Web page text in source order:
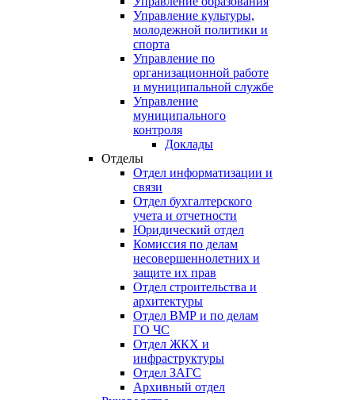
Управление культуры,
молодежной политики и
спорта
Управление по
организационной работе
и муниципальной службе
Управление
муниципального
контроля
Доклады
Отделы
Отдел информатизации и
связи
Отдел бухгалтерского
учета и отчетности
Юридический отдел
Комиссия по делам
несовершеннолетних и
защите их прав
Отдел строительства и
архитектуры
Отдел ВМР и по делам
ГО ЧС
Отдел ЖКХ и
инфраструктуры
Отдел ЗАГС
Архивный отдел